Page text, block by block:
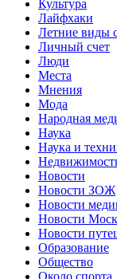
Культура
Лайфхаки
Летние виды
Личный счет
Люди
Места
Мнения
Мода
Народная
Наука
Наука и
Новости
Новости ЗОЖ
Новости
Новости
Новости
Образование
Общество
Около спорта